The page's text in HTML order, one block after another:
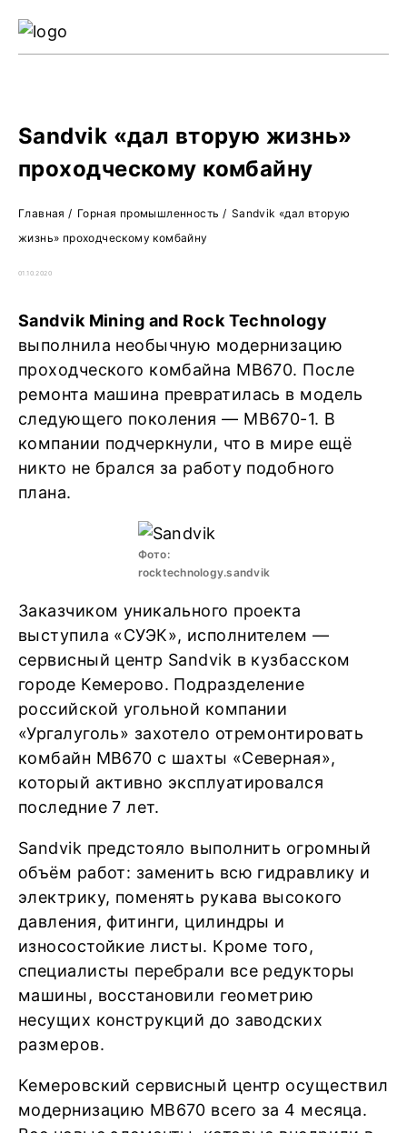
Sandvik «дал вторую жизнь»
проходческому комбайну
Главная / Горная промышленность / Sandvik «дал вторую
жизнь» проходческому комбайну
01.10.2020
Sandvik Mining and Rock Technology
выполнила необычную модернизацию
проходческого комбайна MB670. После
ремонта машина превратилась в модель
следующего поколения — MB670-1. В
компании подчеркнули, что в мире ещё
никто не брался за работу подобного
плана.
Фото:
rocktechnology.sandvik
Заказчиком уникального проекта
выступила «СУЭК», исполнителем —
сервисный центр Sandvik в кузбасском
городе Кемерово. Подразделение
российской угольной компании
«Ургалуголь» захотело отремонтировать
комбайн MB670 с шахты «Северная»,
который активно эксплуатировался
последние 7 лет.
Sandvik предстояло выполнить огромный
объём работ: заменить всю гидравлику и
электрику, поменять рукава высокого
давления, фитинги, цилиндры и
износостойкие листы. Кроме того,
специалисты перебрали все редукторы
машины, восстановили геометрию
несущих конструкций до заводских
размеров.
Кемеровский сервисный центр осуществил
модернизацию MB670 всего за 4 месяца.